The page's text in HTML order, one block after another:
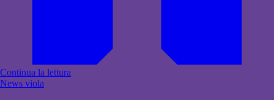
Continua la lettura
News viola